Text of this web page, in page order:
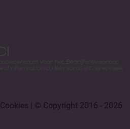
Cookies | © Copyright 2016 - 2026